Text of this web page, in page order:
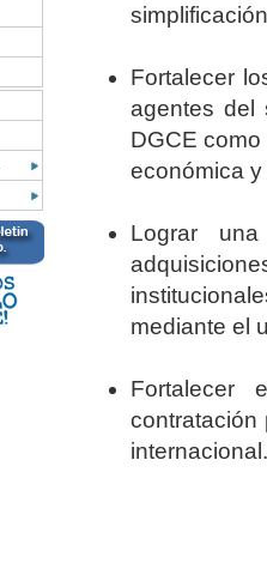
Fortalecer
agentes del
DGCE
económica
Lograr
mediante el
Fortalecer
contratación
internacional.